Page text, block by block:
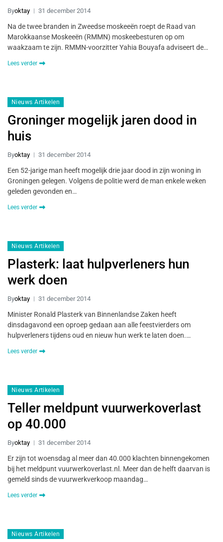
Byoktay 31 december 2014
Na de twee branden in Zweedse moskeeën roept de Raad van
Marokkaanse Moskeeën (RMMN) moskeebesturen op om
waakzaam te zijn. RMMN-voorzitter Yahia Bouyafa adviseert de…
Lees verder
Nieuws Artikelen
Groninger mogelijk jaren dood in
huis
Byoktay 31 december 2014
Een 52-jarige man heeft mogelijk drie jaar dood in zijn woning in
Groningen gelegen. Volgens de politie werd de man enkele weken
geleden gevonden en…
Lees verder
Nieuws Artikelen
Plasterk: laat hulpverleners hun
werk doen
Byoktay 31 december 2014
Minister Ronald Plasterk van Binnenlandse Zaken heeft
dinsdagavond een oproep gedaan aan alle feestvierders om
hulpverleners tijdens oud en nieuw hun werk te laten doen.…
Lees verder
Nieuws Artikelen
Teller meldpunt vuurwerkoverlast
op 40.000
Byoktay 31 december 2014
Er zijn tot woensdag al meer dan 40.000 klachten binnengekomen
bij het meldpunt vuurwerkoverlast.nl. Meer dan de helft daarvan is
gemeld sinds de vuurwerkverkoop maandag…
Lees verder
Nieuws Artikelen